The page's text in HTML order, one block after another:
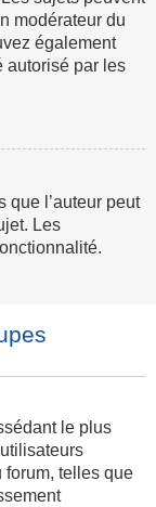
modérateur du
également
autorisé par les
que l’auteur peut
Les
le plus
forum, telles que